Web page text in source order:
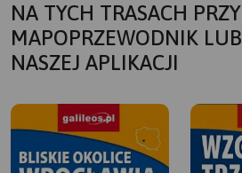
NA TYCH TRASACH
MAPOPRZEWODNIK
NASZEJ APLIKACJI